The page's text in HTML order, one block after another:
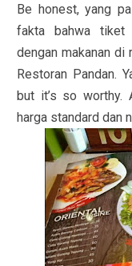
Be honest, yang
fakta bahwa tiket
dengan makanan di
Restoran Pandan.
but it’s so worthy.
harga standard dan